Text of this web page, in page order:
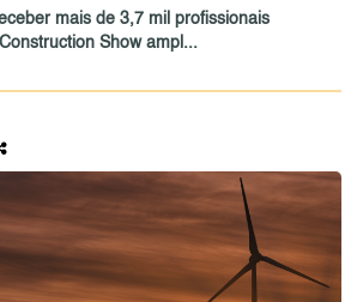
mais de 3,7 mil profissionais
Show ampl...